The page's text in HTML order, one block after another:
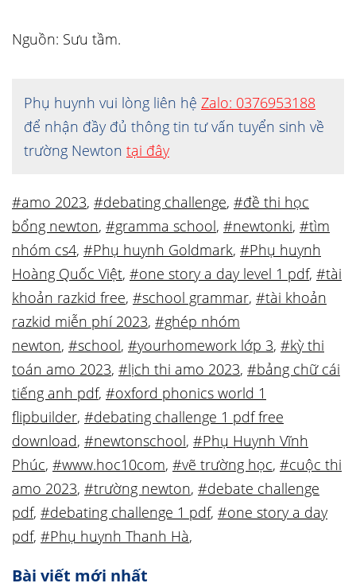
Nguồn: Sưu tầm.
Phụ huynh vui lòng liên hệ Zalo: 0376953188
để nhận đầy đủ thông tin tư vấn tuyển sinh về
trường Newton tại đây
#amo 2023, #debating challenge, #đề thi học
bổng newton, #gramma school, #newtonki, #tìm
nhóm cs4, #Phụ huynh Goldmark, #Phụ huynh
Hoàng Quốc Việt, #one story a day level 1 pdf, #tài
khoản razkid free, #school grammar, #tài khoản
razkid miễn phí 2023, #ghép nhóm
newton, #school, #yourhomework lớp 3, #kỳ thi
toán amo 2023, #lịch thi amo 2023, #bảng chữ cái
tiếng anh pdf, #oxford phonics world 1
flipbuilder, #debating challenge 1 pdf free
download, #newtonschool, #Phụ Huynh Vĩnh
Phúc, #www.hoc10com, #vẽ trường học, #cuộc thi
amo 2023, #trường newton, #debate challenge
pdf, #debating challenge 1 pdf, #one story a day
pdf, #Phụ huynh Thanh Hà,
Bài viết mới nhất